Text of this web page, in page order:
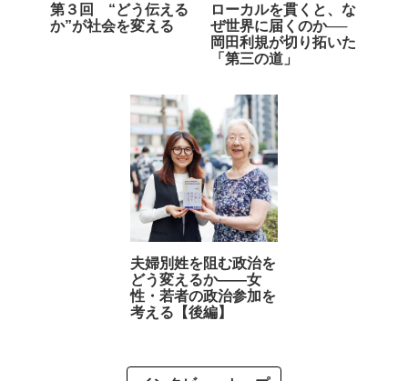
第３回 “どう伝える
か”が社会を変える
ローカルを貫くと、な
ぜ世界に届くのか──
岡田利規が切り拓いた
「第三の道」
夫婦別姓を阻む政治を
どう変えるか――女
性・若者の政治参加を
考える【後編】